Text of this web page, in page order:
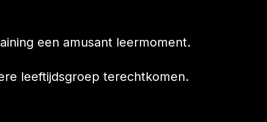
een amusant leermoment.
leeftijdsgroep terechtkomen.